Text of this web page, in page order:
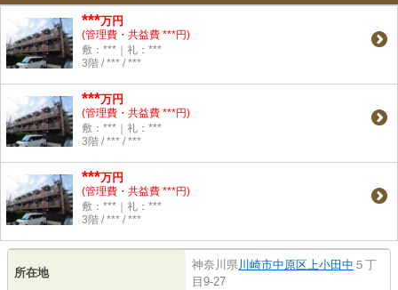
***万円
(管理費・共益費 ***円)
敷：***｜礼：***
3階 / *** / ***
***万円
(管理費・共益費 ***円)
敷：***｜礼：***
3階 / *** / ***
***万円
(管理費・共益費 ***円)
敷：***｜礼：***
3階 / *** / ***
所在地
神奈川県川崎市中原区上小田中 ５丁
目9-27